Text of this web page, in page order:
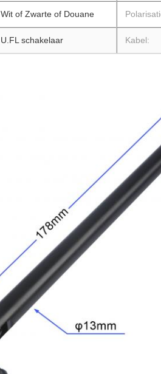
Wit of Zwarte of Douane
U.FL schakelaar Kabel: